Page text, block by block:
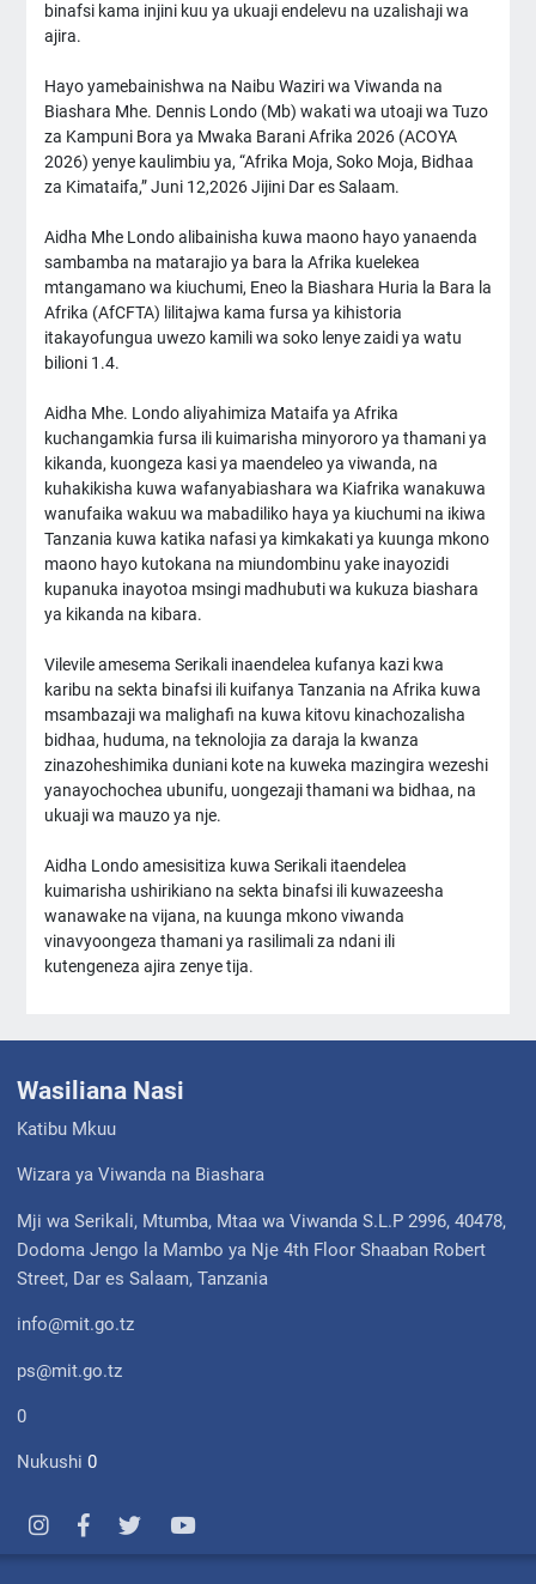
binafsi kama injini kuu ya ukuaji endelevu na uzalishaji wa
ajira.
Hayo yamebainishwa na Naibu Waziri wa Viwanda na
Biashara Mhe. Dennis Londo (Mb) wakati wa utoaji wa Tuzo
za Kampuni Bora ya Mwaka Barani Afrika 2026 (ACOYA
2026) yenye kaulimbiu ya, “Afrika Moja, Soko Moja, Bidhaa
za Kimataifa,” Juni 12,2026 Jijini Dar es Salaam.
Aidha Mhe Londo alibainisha kuwa maono hayo yanaenda
sambamba na matarajio ya bara la Afrika kuelekea
mtangamano wa kiuchumi, Eneo la Biashara Huria la Bara la
Afrika (AfCFTA) lilitajwa kama fursa ya kihistoria
itakayofungua uwezo kamili wa soko lenye zaidi ya watu
bilioni 1.4.
Aidha Mhe. Londo aliyahimiza Mataifa ya Afrika
kuchangamkia fursa ili kuimarisha minyororo ya thamani ya
kikanda, kuongeza kasi ya maendeleo ya viwanda, na
kuhakikisha kuwa wafanyabiashara wa Kiafrika wanakuwa
wanufaika wakuu wa mabadiliko haya ya kiuchumi na ikiwa
Tanzania kuwa katika nafasi ya kimkakati ya kuunga mkono
maono hayo kutokana na miundombinu yake inayozidi
kupanuka inayotoa msingi madhubuti wa kukuza biashara
ya kikanda na kibara.
Vilevile amesema Serikali inaendelea kufanya kazi kwa
karibu na sekta binafsi ili kuifanya Tanzania na Afrika kuwa
msambazaji wa malighafi na kuwa kitovu kinachozalisha
bidhaa, huduma, na teknolojia za daraja la kwanza
zinazoheshimika duniani kote na kuweka mazingira wezeshi
yanayochochea ubunifu, uongezaji thamani wa bidhaa, na
ukuaji wa mauzo ya nje.
Aidha Londo amesisitiza kuwa Serikali itaendelea
kuimarisha ushirikiano na sekta binafsi ili kuwazeesha
wanawake na vijana, na kuunga mkono viwanda
vinavyoongeza thamani ya rasilimali za ndani ili
kutengeneza ajira zenye tija.
Wasiliana Nasi
Katibu Mkuu
Wizara ya Viwanda na Biashara
Mji wa Serikali, Mtumba, Mtaa wa Viwanda S.L.P 2996, 40478,
Dodoma Jengo la Mambo ya Nje 4th Floor Shaaban Robert
Street, Dar es Salaam, Tanzania
info@mit.go.tz
ps@mit.go.tz
0
Nukushi0